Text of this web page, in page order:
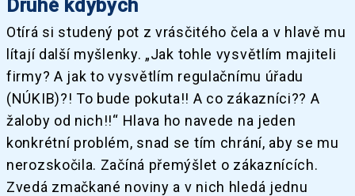
Druhé kdybych
Otírá si studený pot z vrásčitého čela a v hlavě mu
lítají další myšlenky. „Jak tohle vysvětlím majiteli
firmy? A jak to vysvětlím regulačnímu úřadu
(NÚKIB)?! To bude pokuta!! A co zákazníci?? A
žaloby od nich!!“ Hlava ho navede na jeden
konkrétní problém, snad se tím chrání, aby se mu
nerozskočila. Začíná přemýšlet o zákaznících.
Zvedá zmačkané noviny a v nich hledá jednu